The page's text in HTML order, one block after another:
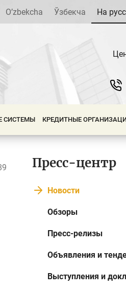
O’zbekcha Ўзбекча На
СИСТЕМЫ КРЕДИТНЫЕ
Пресс-центр
Новости
Обзоры
Пресс-релизы
Объявления и
Выступления и